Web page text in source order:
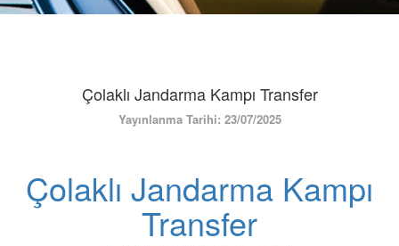
BELEK TRANSFER
ÜYE GİRİŞİ / KAYIT
Çolaklı Jandarma Kampı Transfer
Yayınlanma Tarihi: 23/07/2025
Çolaklı Jandarma Kampı
Transfer